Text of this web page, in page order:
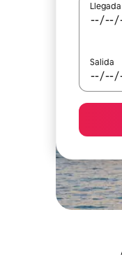
Llegada
Salida